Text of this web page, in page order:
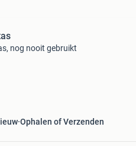
nog nooit gebruikt
Ophalen of Verzenden